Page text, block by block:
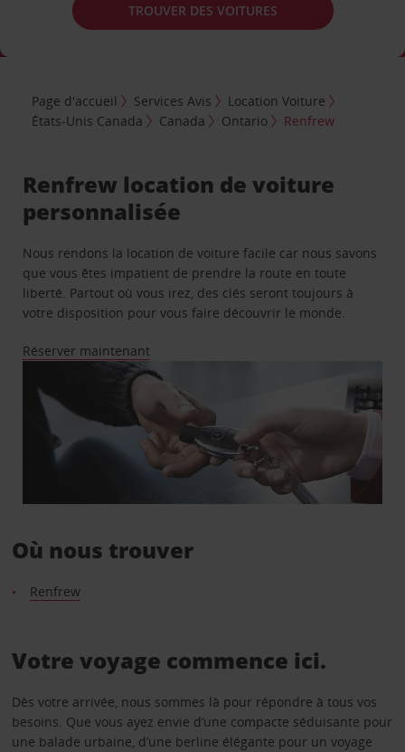
TROUVER DES VOITURES
Page d'accueil Services Avis
Location Voiture
États-Unis Canada
Canada Ontario Renfrew
Renfrew location de voiture
personnalisée
Nous rendons la location de voiture facile car nous savons
que vous êtes impatient de prendre la route en toute
liberté. Partout où vous irez, des clés seront toujours à
votre disposition pour vous faire découvrir le monde.
Réserver maintenant
Où nous trouver
Renfrew
Votre voyage commence ici.
Dès votre arrivée, nous sommes là pour répondre à tous vos
besoins. Que vous ayez envie d’une compacte séduisante pour
une balade urbaine, d’une berline élégante pour un voyage